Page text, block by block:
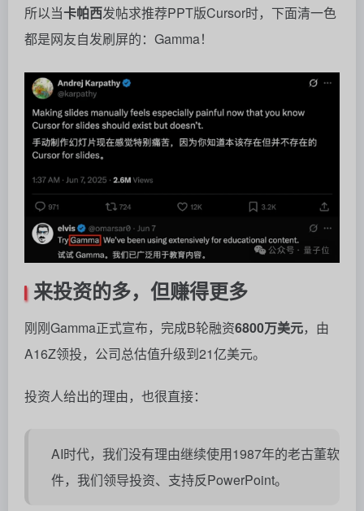
所以当卡帕西发帖求推荐PPT版Cursor时，下面清一色
都是网友自发刷屏的：Gamma！
来投资的多，但赚得更多
刚刚Gamma正式宣布，完成B轮融资6800万美元，由
A16Z领投，公司总估值升级到21亿美元。
投资人给出的理由，也很直接：
AI时代，我们没有理由继续使用1987年的老古董软
件，我们领导投资、支持反PowerPoint。